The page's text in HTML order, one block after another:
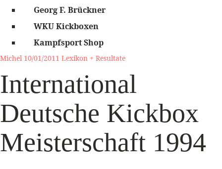
Georg F. Brückner
WKU Kickboxen
Kampfsport Shop
Michel 10/01/2011 Lexikon + Resultate
International
Deutsche Kickbox
Meisterschaft 1994